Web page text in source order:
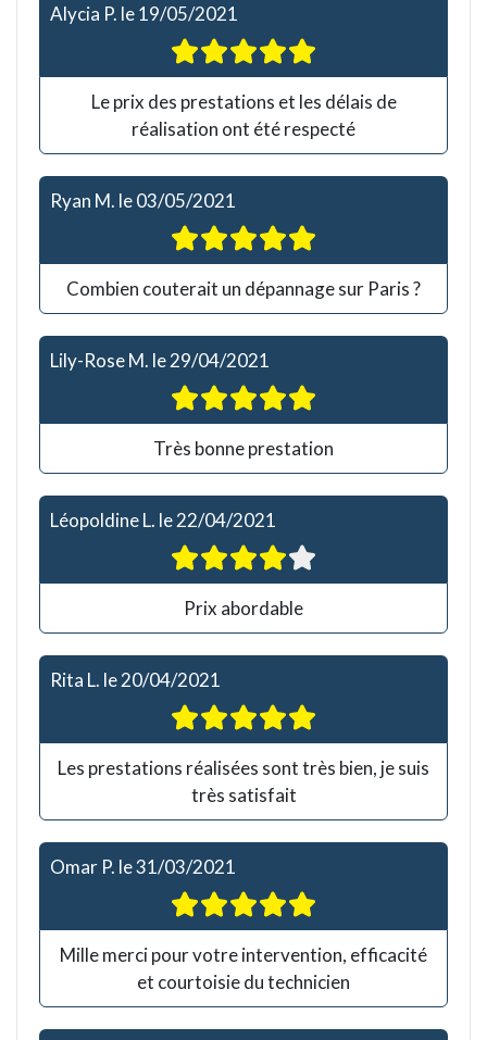
Alycia P. le19/05/2021
Le prix des prestations et les délais de
réalisation ont été respecté
Ryan M. le03/05/2021
Combien couterait un dépannage sur Paris ?
Lily-Rose M. le29/04/2021
Très bonne prestation
Léopoldine L. le22/04/2021
Prix abordable
Rita L. le20/04/2021
Les prestations réalisées sont très bien, je suis
très satisfait
Omar P. le31/03/2021
Mille merci pour votre intervention, efficacité
et courtoisie du technicien